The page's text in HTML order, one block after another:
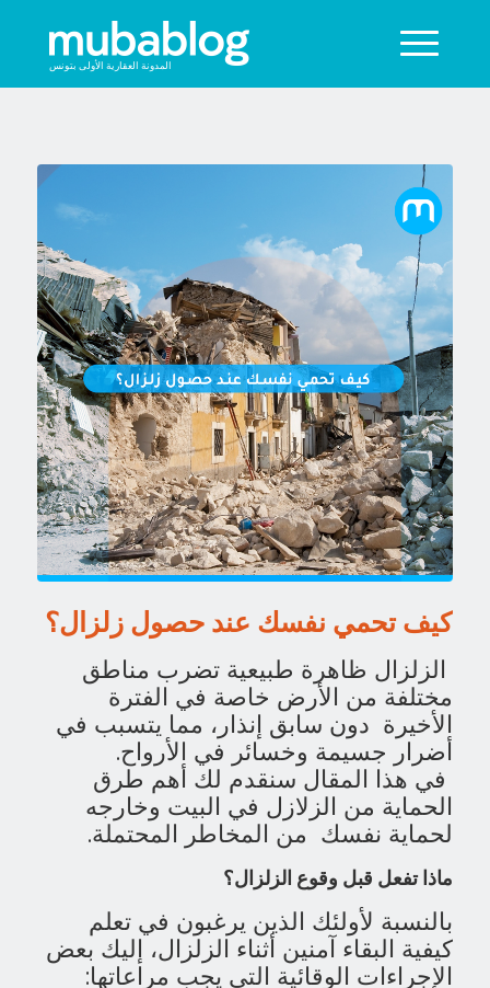
المدونة العقارية الأولى بتونس
كيف تحمي نفسك عند حصول زلزال؟
الزلزال ظاهرة طبيعية تضرب مناطق
مختلفة من الأرض خاصة في الفترة
الأخيرة دون سابق إنذار، مما يتسبب في
أضرار جسيمة وخسائر في الأرواح.
في هذا المقال سنقدم لك أهم طرق
الحماية من الزلازل في البيت وخارجه
لحماية نفسك من المخاطر المحتملة.
ماذا تفعل قبل وقوع الزلزال؟
بالنسبة لأولئك الذين يرغبون في تعلم
كيفية البقاء آمنين أثناء الزلزال، إليك بعض
الإجراءات الوقائية التي يجب مراعاتها: